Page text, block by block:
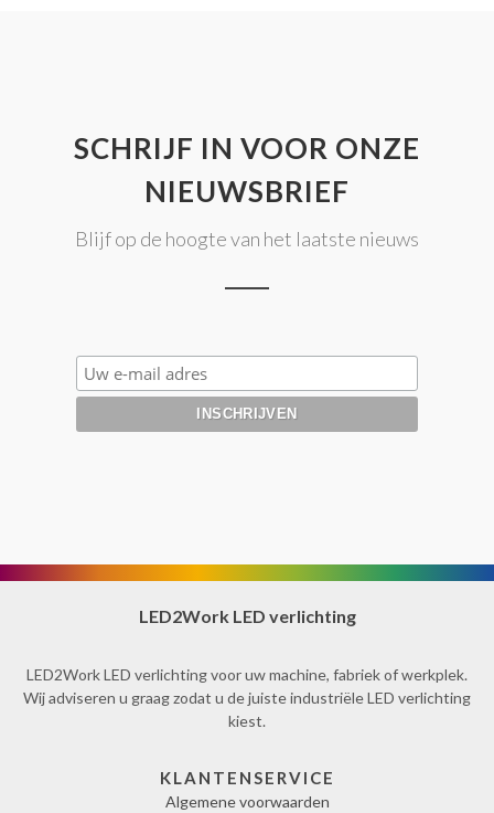
SCHRIJF IN VOOR ONZE
NIEUWSBRIEF
Blijf op de hoogte van het laatste nieuws
LED2Work LED verlichting
LED2Work LED verlichting voor uw machine, fabriek of werkplek.
Wij adviseren u graag zodat u de juiste industriële LED verlichting
kiest.
KLANTENSERVICE
Algemene voorwaarden